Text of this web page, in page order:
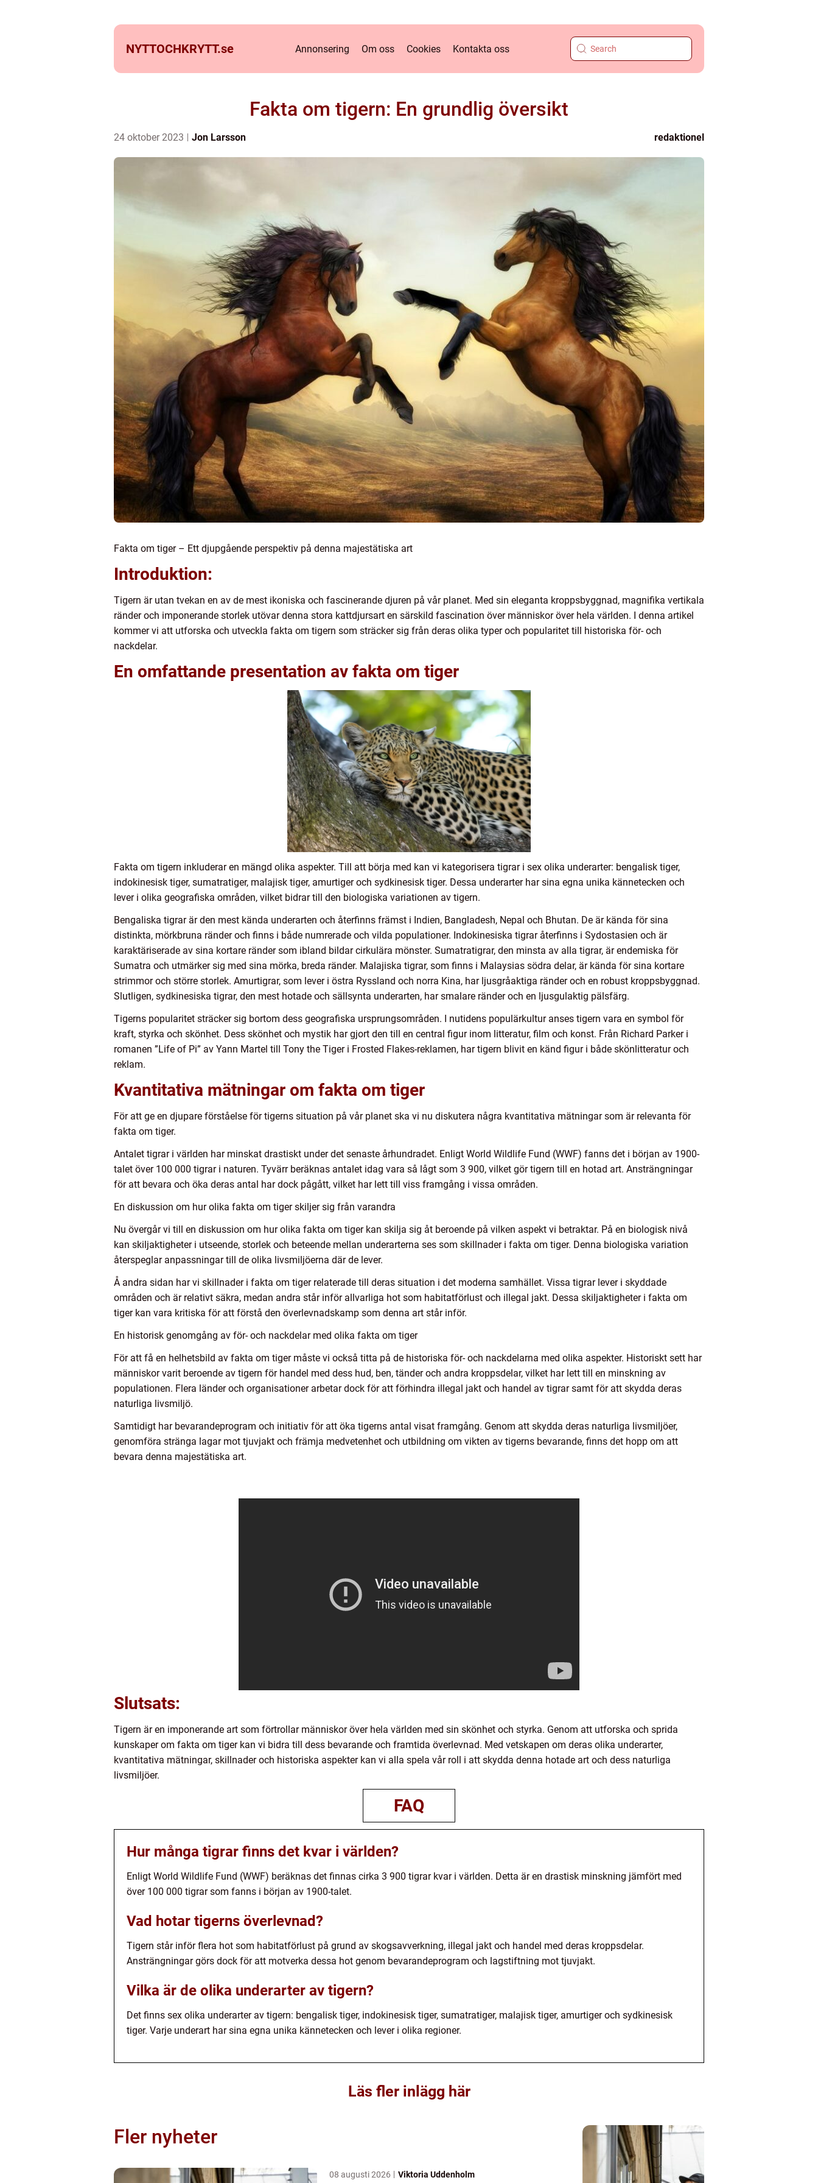
NYTTOCHKRYTT.se Annonsering Om oss Cookies Kontakta oss
Fakta om tigern: En grundlig översikt
24 oktober 2023 Jon Larsson redaktionel
Fakta om tiger – Ett djupgående perspektiv på denna majestätiska art
Introduktion:
Tigern är utan tvekan en av de mest ikoniska och fascinerande djuren på vår planet. Med sin eleganta kroppsbyggnad, magnifika vertikala
ränder och imponerande storlek utövar denna stora kattdjursart en särskild fascination över människor över hela världen. I denna artikel
kommer vi att utforska och utveckla fakta om tigern som sträcker sig från deras olika typer och popularitet till historiska för- och
nackdelar.
En omfattande presentation av fakta om tiger
Fakta om tigern inkluderar en mängd olika aspekter. Till att börja med kan vi kategorisera tigrar i sex olika underarter: bengalisk tiger,
indokinesisk tiger, sumatratiger, malajisk tiger, amurtiger och sydkinesisk tiger. Dessa underarter har sina egna unika kännetecken och
lever i olika geografiska områden, vilket bidrar till den biologiska variationen av tigern.
Bengaliska tigrar är den mest kända underarten och återfinns främst i Indien, Bangladesh, Nepal och Bhutan. De är kända för sina
distinkta, mörkbruna ränder och finns i både numrerade och vilda populationer. Indokinesiska tigrar återfinns i Sydostasien och är
karaktäriserade av sina kortare ränder som ibland bildar cirkulära mönster. Sumatratigrar, den minsta av alla tigrar, är endemiska för
Sumatra och utmärker sig med sina mörka, breda ränder. Malajiska tigrar, som finns i Malaysias södra delar, är kända för sina kortare
strimmor och större storlek. Amurtigrar, som lever i östra Ryssland och norra Kina, har ljusgråaktiga ränder och en robust kroppsbyggnad.
Slutligen, sydkinesiska tigrar, den mest hotade och sällsynta underarten, har smalare ränder och en ljusgulaktig pälsfärg.
Tigerns popularitet sträcker sig bortom dess geografiska ursprungsområden. I nutidens populärkultur anses tigern vara en symbol för
kraft, styrka och skönhet. Dess skönhet och mystik har gjort den till en central figur inom litteratur, film och konst. Från Richard Parker i
romanen ”Life of Pi” av Yann Martel till Tony the Tiger i Frosted Flakes-reklamen, har tigern blivit en känd figur i både skönlitteratur och
reklam.
Kvantitativa mätningar om fakta om tiger
För att ge en djupare förståelse för tigerns situation på vår planet ska vi nu diskutera några kvantitativa mätningar som är relevanta för
fakta om tiger.
Antalet tigrar i världen har minskat drastiskt under det senaste århundradet. Enligt World Wildlife Fund (WWF) fanns det i början av 1900-
talet över 100 000 tigrar i naturen. Tyvärr beräknas antalet idag vara så lågt som 3 900, vilket gör tigern till en hotad art. Ansträngningar
för att bevara och öka deras antal har dock pågått, vilket har lett till viss framgång i vissa områden.
En diskussion om hur olika fakta om tiger skiljer sig från varandra
Nu övergår vi till en diskussion om hur olika fakta om tiger kan skilja sig åt beroende på vilken aspekt vi betraktar. På en biologisk nivå
kan skiljaktigheter i utseende, storlek och beteende mellan underarterna ses som skillnader i fakta om tiger. Denna biologiska variation
återspeglar anpassningar till de olika livsmiljöerna där de lever.
Å andra sidan har vi skillnader i fakta om tiger relaterade till deras situation i det moderna samhället. Vissa tigrar lever i skyddade
områden och är relativt säkra, medan andra står inför allvarliga hot som habitatförlust och illegal jakt. Dessa skiljaktigheter i fakta om
tiger kan vara kritiska för att förstå den överlevnadskamp som denna art står inför.
En historisk genomgång av för- och nackdelar med olika fakta om tiger
För att få en helhetsbild av fakta om tiger måste vi också titta på de historiska för- och nackdelarna med olika aspekter. Historiskt sett har
människor varit beroende av tigern för handel med dess hud, ben, tänder och andra kroppsdelar, vilket har lett till en minskning av
populationen. Flera länder och organisationer arbetar dock för att förhindra illegal jakt och handel av tigrar samt för att skydda deras
naturliga livsmiljö.
Samtidigt har bevarandeprogram och initiativ för att öka tigerns antal visat framgång. Genom att skydda deras naturliga livsmiljöer,
genomföra stränga lagar mot tjuvjakt och främja medvetenhet och utbildning om vikten av tigerns bevarande, finns det hopp om att
bevara denna majestätiska art.
Slutsats:
Tigern är en imponerande art som förtrollar människor över hela världen med sin skönhet och styrka. Genom att utforska och sprida
kunskaper om fakta om tiger kan vi bidra till dess bevarande och framtida överlevnad. Med vetskapen om deras olika underarter,
kvantitativa mätningar, skillnader och historiska aspekter kan vi alla spela vår roll i att skydda denna hotade art och dess naturliga
livsmiljöer.
FAQ
Hur många tigrar finns det kvar i världen?
Enligt World Wildlife Fund (WWF) beräknas det finnas cirka 3 900 tigrar kvar i världen. Detta är en drastisk minskning jämfört med
över 100 000 tigrar som fanns i början av 1900-talet.
Vad hotar tigerns överlevnad?
Tigern står inför flera hot som habitatförlust på grund av skogsavverkning, illegal jakt och handel med deras kroppsdelar.
Ansträngningar görs dock för att motverka dessa hot genom bevarandeprogram och lagstiftning mot tjuvjakt.
Vilka är de olika underarter av tigern?
Det finns sex olika underarter av tigern: bengalisk tiger, indokinesisk tiger, sumatratiger, malajisk tiger, amurtiger och sydkinesisk
tiger. Varje underart har sina egna unika kännetecken och lever i olika regioner.
Läs fler inlägg här
Fler nyheter
08 augusti 2026 Viktoria Uddenholm